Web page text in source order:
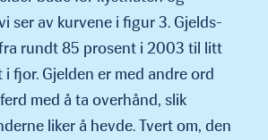
ser av kurvene i figur 3. Gjelds­
rundt 85 prosent i 2003 til litt
fjor. Gjelden er med andre ord
med å ta overhånd, slik
liker å hevde. Tvert om, den